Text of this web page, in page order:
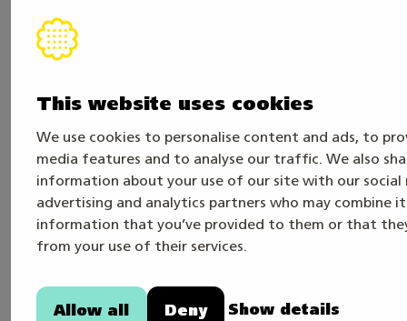
This website uses cookies
We use cookies to personalise content and ads, to
media features and to analyse our traffic. We also
information about your use of our site with our social
advertising and analytics partners who may combine
information that you’ve provided to them or that
from your use of their services.
Allow all Deny Show details
ammatillinen rehellisyys. Lupaus ei ole vain
tavoite, vaan julkinen sitoumus muuttaa
toimintatapoja pysyvästi.”
Tämä näkyy opiskelijoiden arjessa jo varhaisessa
vaiheessa:
“Opiskelijat harjoittelevat materiaalien tarkkaa
käyttöä jo opintojen alkuvaiheessa. Tavoitteena
on aina minimoida hukkamateriaali.”
Alan tulevaisuus nojaa vähäpäästöisiin